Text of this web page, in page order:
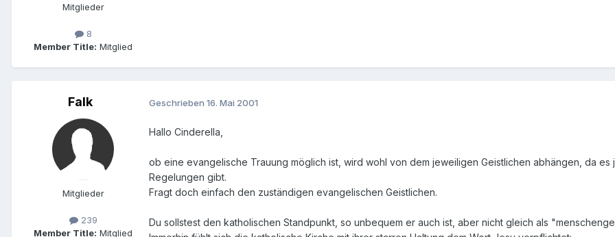
Mitglieder
8
Member Title: Mitglied
Falk
Mitglieder
239
Member Title: Mitglied
Geschrieben 16. Mai 2001
Hallo Cinderella,
ob eine evangelische Trauung möglich ist, wird wohl von dem jeweiligen Geistlichen abhängen, da
Regelungen gibt.
Fragt doch einfach den zuständigen evangelischen Geistlichen.
Du sollstest den katholischen Standpunkt, so unbequem er auch ist, aber nicht gleich als